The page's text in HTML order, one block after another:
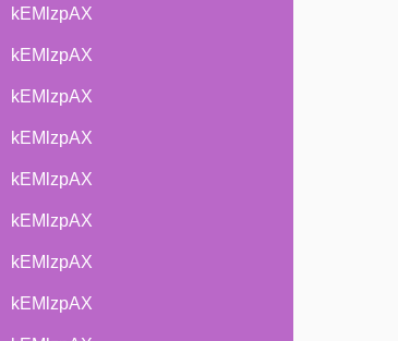
kEMlzpAX
kEMlzpAX
kEMlzpAX
kEMlzpAX
kEMlzpAX
kEMlzpAX
kEMlzpAX
kEMlzpAX